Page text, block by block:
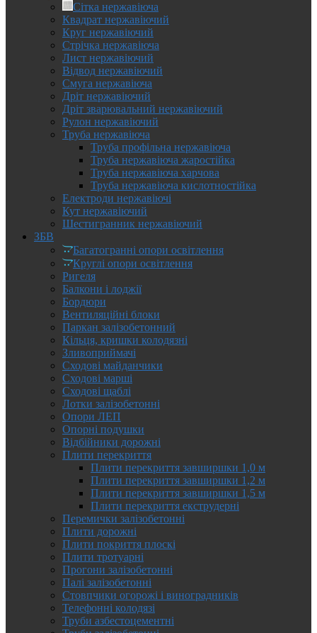
Сітка нержавіюча
Квадрат нержавіючий
Круг нержавіючий
Стрічка нержавіюча
Лист нержавіючий
Відвод нержавіючий
Смуга нержавіюча
Дріт нержавіючий
Дріт зварювальний нержавіючий
Рулон нержавіючий
Труба нержавіюча
Труба профільна нержавіюча
Труба нержавіюча жаростійка
Труба нержавіюча харчова
Труба нержавіюча кислотностійка
Електроди нержавіючі
Кут нержавіючий
Шестигранник нержавіючий
ЗБВ
Багатогранні опори освітлення
Круглі опори освітлення
Ригеля
Балкони і лоджії
Бордюри
Вентиляційні блоки
Паркан залізобетонний
Кільця, кришки колодязні
Зливоприймачі
Сходові майданчики
Сходові марші
Сходові щаблі
Лотки залізобетонні
Опори ЛЕП
Опорні подушки
Відбійники дорожні
Плити перекриття
Плити перекриття завширшки 1,0 м
Плити перекриття завширшки 1,2 м
Плити перекриття завширшки 1,5 м
Плити перекриття екструдерні
Перемички залізобетонні
Плити дорожні
Плити покриття плоскі
Плити тротуарні
Прогони залізобетонні
Палі залізобетонні
Стовпчики огорожі і виноградників
Телефонні колодязі
Труби азбестоцементні